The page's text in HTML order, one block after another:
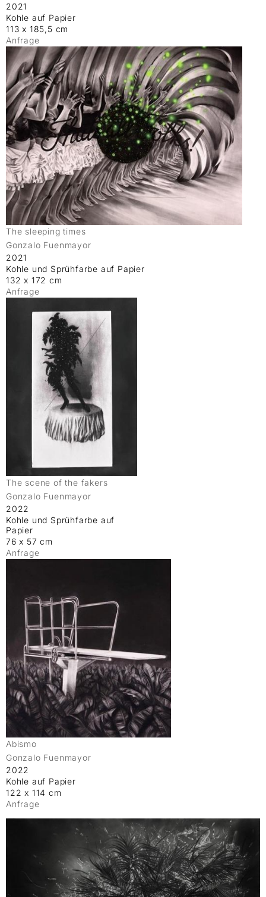
2021
Kohle auf Papier
113 x 185,5 cm
Anfrage
The sleeping times
Gonzalo Fuenmayor
2021
Kohle und Sprühfarbe auf Papier
132 x 172 cm
Anfrage
The scene of the fakers
Gonzalo Fuenmayor
2022
Kohle und Sprühfarbe auf
Papier
76 x 57 cm
Anfrage
Abismo
Gonzalo Fuenmayor
2022
Kohle auf Papier
122 x 114 cm
Anfrage